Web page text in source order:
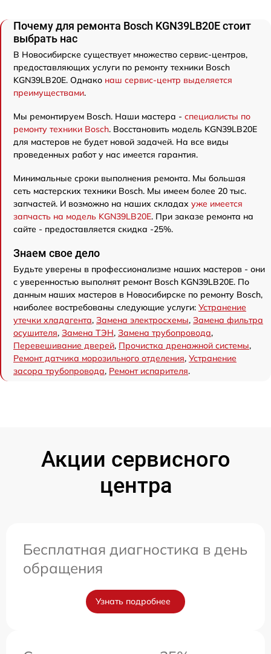
Почему для ремонта Bosch KGN39LB20E стоит
выбрать нас
В Новосибирске существует множество сервис-центров,
предоставляющих услуги по ремонту техники Bosch
KGN39LB20E. Однако наш сервис-центр выделяется
преимуществами.
Мы ремонтируем Bosch. Наши мастера - специалисты по
ремонту техники Bosch. Восстановить модель KGN39LB20E
для мастеров не будет новой задачей. На все виды
проведенных работ у нас имеется гарантия.
Минимальные сроки выполнения ремонта. Мы большая
сеть мастерских техники Bosch. Мы имеем более 20 тыс.
запчастей. И возможно на наших складах уже имеется
запчасть на модель KGN39LB20E. При заказе ремонта на
сайте - предоставляется скидка -25%.
Знаем свое дело
Будьте уверены в профессионализме наших мастеров - они
с уверенностью выполнят ремонт Bosch KGN39LB20E. По
данным наших мастеров в Новосибирске по ремонту Bosch,
наиболее востребованы следующие услуги: Устранение
утечки хладагента, Замена электросхемы, Замена фильтра
осушителя, Замена ТЭН, Замена трубопровода,
Перевешивание дверей, Прочистка дренажной системы,
Ремонт датчика морозильного отделения, Устранение
засора трубопровода, Ремонт испарителя.
Акции сервисного
центра
Бесплатная диагностика в день
обращения
Узнать подробнее